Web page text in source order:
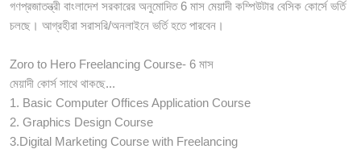
গণপ্রজাতন্ত্রী বাংলাদেশ সরকারের অনুমোদিত 6 মাস মেয়াদী কম্পিউটার বেসিক কোর্সে ভর্তি
চলছে। আগ্রহীরা সরাসরি/অনলাইনে ভর্তি হতে পারবেন।
Zoro to Hero Freelancing Course- 6 মাস
মেয়াদী কোর্স সাথে থাকছে...
1. Basic Computer Offices Application Course
2. Graphics Design Course
3.Digital Marketing Course with Freelancing